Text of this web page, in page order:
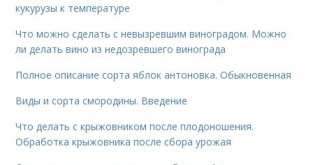
кукурузы к температуре
Что можно сделать с невызревшим виноградом. Можно
ли делать вино из недозревшего винограда
Полное описание сорта яблок антоновка. Обыкновенная
Виды и сорта смородины. Введение
Что делать с крыжовником после плодоношения.
Обработка крыжовника после сбора урожая